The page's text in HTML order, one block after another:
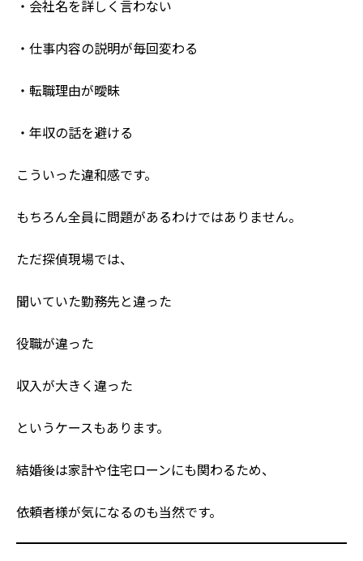
・会社名を詳しく言わない
・仕事内容の説明が毎回変わる
・転職理由が曖昧
・年収の話を避ける
こういった違和感です。
もちろん全員に問題があるわけではありません。
ただ探偵現場では、
聞いていた勤務先と違った
役職が違った
収入が大きく違った
というケースもあります。
結婚後は家計や住宅ローンにも関わるため、
依頼者様が気になるのも当然です。